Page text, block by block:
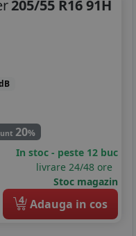
205/55 R16 91H
20%
In stoc - peste 12 buc
livrare 24/48 ore
Stoc magazin
4 Adauga in cos